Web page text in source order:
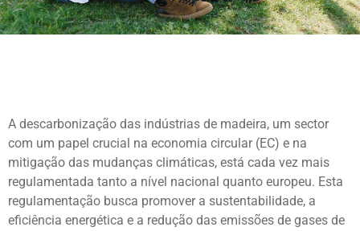
A descarbonização das indústrias de madeira, um sector
com um papel crucial na economia circular (EC) e na
mitigação das mudanças climáticas, está cada vez mais
regulamentada tanto a nível nacional quanto europeu. Esta
regulamentação busca promover a sustentabilidade, a
eficiência energética e a redução das emissões de gases de